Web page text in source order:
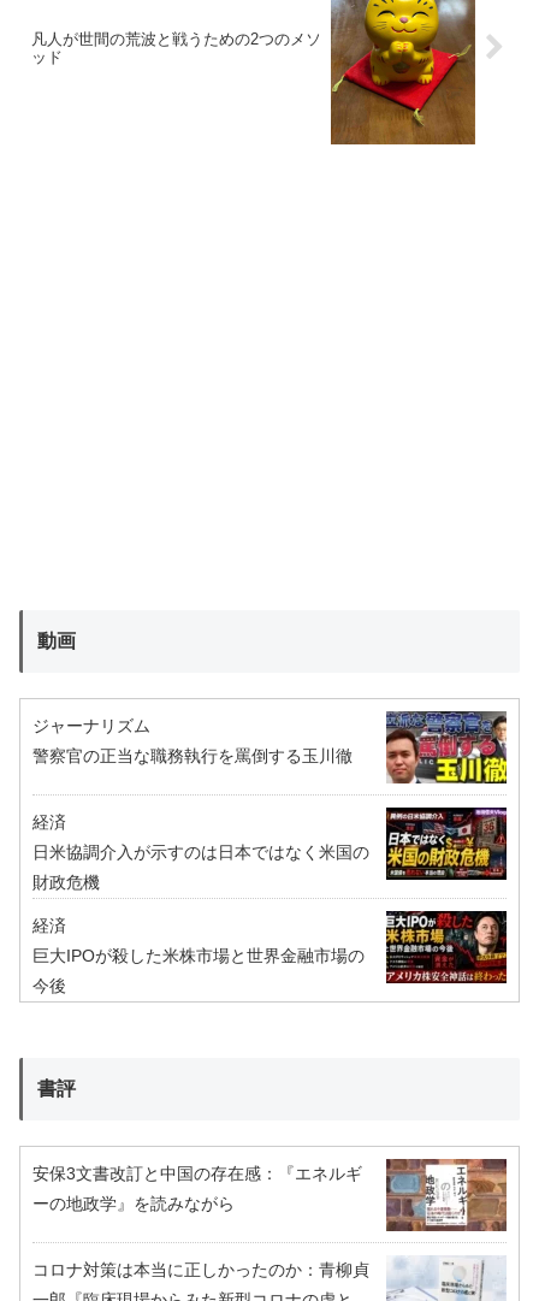
凡人が世間の荒波と戦うための2つのメソ
ッド
動画
ジャーナリズム
警察官の正当な職務執行を罵倒する玉川徹
経済
日米協調介入が示すのは日本ではなく米国の
財政危機
経済
巨大IPOが殺した米株市場と世界金融市場の
今後
書評
安保3文書改訂と中国の存在感：『エネルギ
ーの地政学』を読みながら
コロナ対策は本当に正しかったのか：青柳貞